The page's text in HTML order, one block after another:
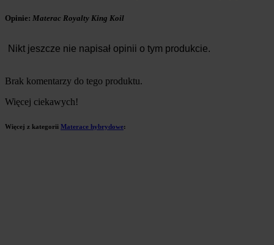
Opinie: Materac Royalty King Koil
Nikt jeszcze nie napisał opinii o tym produkcie.
Brak komentarzy do tego produktu.
Więcej ciekawych!
Więcej z kategorii Materace hybrydowe: